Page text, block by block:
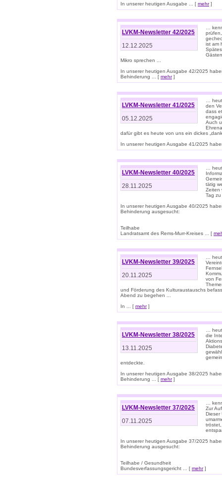
In unserer heutigen Ausgabe ... [ mehr]
LVKM-Newsletter 42/2025
12.12.2025
…
ist am
Mikro sprechen ...
In unserer heutigen Ausgabe 42/2025
Behinderung ... [ mehr]
LVKM-Newsletter 41/2025
05.12.2025
…
den
dass
Auch
dafür gibt es heute von uns ein dickes
In unserer heutigen Ausgabe 41/2025
LVKM-Newsletter 40/2025
28.11.2025
…
tätig
Zeiten
Tag
In unserer heutigen Ausgabe 40/2025
Behinderung ausgesucht:
Teilhabe
Landratsamt des Rems-Murr-Kreises ... [
LVKM-Newsletter 39/2025
20.11.2025
…
von
und Förderung des Kulturaustauschs
Abend zu begehen ...
In ... [ mehr]
LVKM-Newsletter 38/2025
13.11.2025
…
die
entdeckte.
In unserer heutigen Ausgabe 38/2025
Behinderung ... [ mehr]
LVKM-Newsletter 37/2025
07.11.2025
…
Zur
Dieser
In unserer heutigen Ausgabe 37/2025
Behinderung ausgesucht:
Teilhabe / Gesundheit
Bundesverfassungsgericht ... [ mehr]